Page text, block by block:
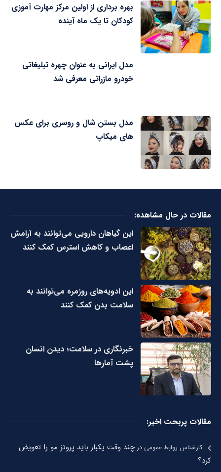
بهره برداری از اولین مرکز مهارت آموزی
کودکان تا یک ماه آینده
مدل ایرانی به عنوان چهره تبلیغاتی
خودرو مازراتی معرفی شد
مدل بستن شال و روسری برای عکس
های میکاپ
مقالات در حال مشاهده:
این گیاهان دارویی می‌توانند به آرامش
اعصاب و کاهش استرس کمک کنند
این ادویه‌های روزمره می‌توانند به
سلامت بدن کمک کنند
خبرنگاری در سلامت؛ دیدن انسان
پشت آمارها
مقالات پربحت اخیر:
کارشناس روابط عمومیدرچند وقت یکبار باید پروتز مو را تعویض
کرد؟